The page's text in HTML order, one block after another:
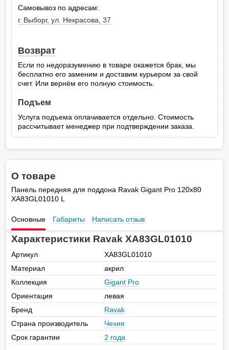
Самовывоз по адресам:
г. Выборг, ул. Некрасова, 37
Возврат
Если по недоразумению в товаре окажется брак, мы
бесплатно его заменим и доставим курьером за свой
счет. Или вернём его полную стоимость.
Подъем
Услуга подъема оплачивается отдельно. Стоимость
рассчитывает менеджер при подтверждении заказа.
О товаре
Панель передняя для поддона Ravak Gigant Pro 120x80
XA83GL01010 L
Основные Габариты Написать отзыв
Характеристики Ravak XA83GL01010
Артикул
XA83GL01010
Материал
акрил
Коллекция
Gigant Pro
Ориентация
левая
Бренд
Ravak
Страна производитель
Чехия
Срок гарантии
2 года